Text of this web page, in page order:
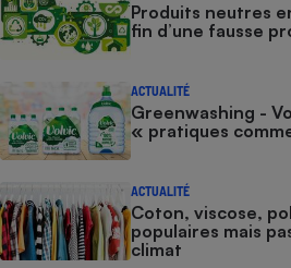
Produits neutres
fin d’une fausse
ACTUALITÉ
Greenwashing -
« pratiques
ACTUALITÉ
Coton, viscose,
populaires mais
climat